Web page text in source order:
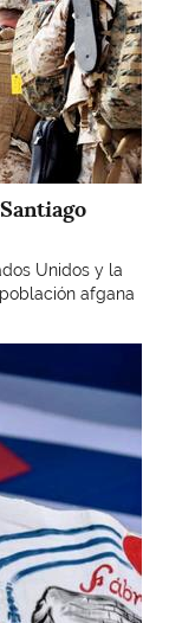
Unidos y la
afgana